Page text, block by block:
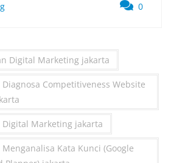
0
Digital Marketing jakarta
Competitiveness Website
Marketing jakarta
Kata Kunci (Google